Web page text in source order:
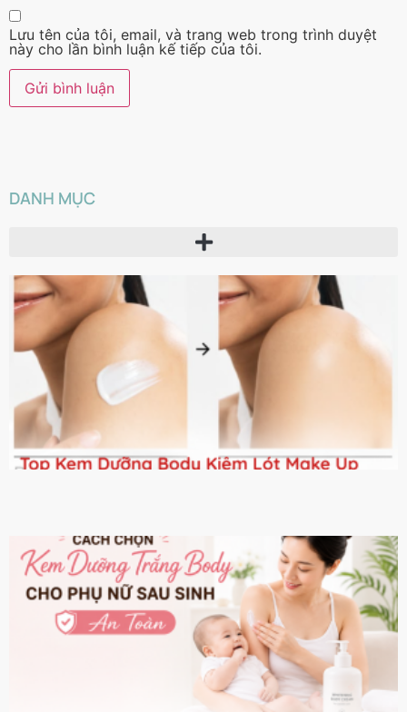
Lưu tên của tôi, email, và trang web trong trình duyệt
này cho lần bình luận kế tiếp của tôi.
DANH MỤC